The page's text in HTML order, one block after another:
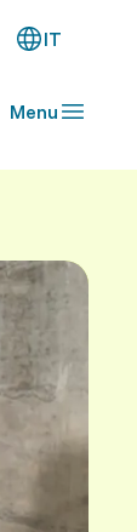
IT
Menu